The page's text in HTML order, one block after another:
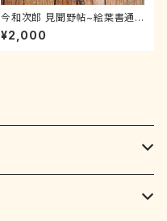
今和次郎 見聞野帖~絵葉書通
信欧州紳士淑女以外
¥2,000